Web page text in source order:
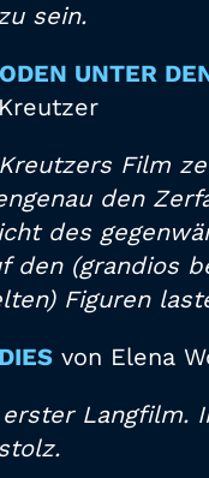
sein.
UNTER
Film
den
des
den (grandios
Figuren
von Elena
erster Langfilm.